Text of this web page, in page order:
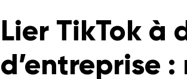
Lier TikTok à
d’entreprise :